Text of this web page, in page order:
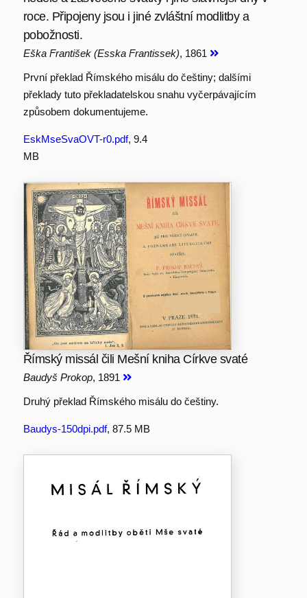
roce. Připojeny jsou i jiné zvláštní modlitby a
pobožnosti.
Eška František (Esska Frantissek), 1861
První překlad Římského misálu do češtiny; dalšími
překlady tuto překladatelskou snahu vyčerpávajícím
způsobem dokumentujeme.
EskMseSvaOVT-r0.pdf, 9.4
MB
Římský missál čili Mešní kniha Církve svaté
Baudyš Prokop, 1891
Druhý překlad Římského misálu do češtiny.
Baudys-150dpi.pdf, 87.5 MB